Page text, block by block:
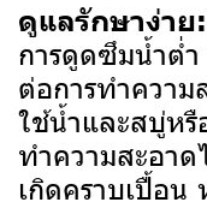
ดูแลรักษาง่าย:
การดูดซึมน้ำต่
ต่อการทำควา
ใช้น้ำและสบู่หรื
ทำความสะอา
เกิดคราบเปื้อน